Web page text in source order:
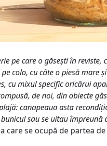
pe care o găseşti în
colo, cu câte o piesă mare
cu mixul specific oricărui
de noi, din obiecte
canapeaua asta
sau se uitau
care se ocupă de partea